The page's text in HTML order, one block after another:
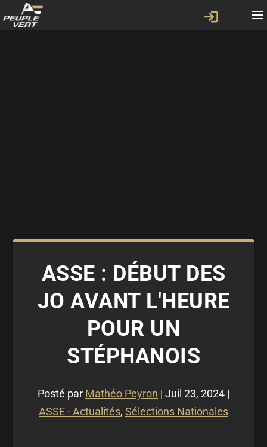
ASSE : DÉBUT DES
JO AVANT L'HEURE
POUR UN
STÉPHANOIS
Posté par Mathéo Peyron | Juil 23, 2024 |
ASSE - Actualités, Sélections Nationales